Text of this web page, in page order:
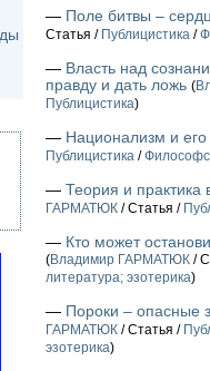
— Поле битвы –
Статья / Публицистика /
— Власть над
правду и дать ложь (
Публицистика)
— Национализм и его
Публицистика /
— Теория и практика
ГАРМАТЮК / Статья /
— Кто может
(Владимир ГАРМАТЮК /
литература; эзотерика)
— Пороки – опасные
ГАРМАТЮК / Статья /
эзотерика)